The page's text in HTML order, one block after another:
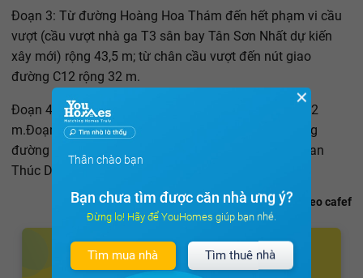
Đoạn 3: Từ đường Hoàng Hoa Thám đến hết phạm vi cầu
vượt (cầu vượt nhà ga T3 sân bay Tân Sơn Nhất dự kiến
xây mới) rộng 43,5 m; từ chân cầu vượt đến nút giao
đường C12 rộng 32 m.
Đoạn 4: Từ đường C12 đến đường Cộng Hòa, rộng 32
m.Đoạn 5 (quy hoạch mới so với năm 2016): Mở rộng
đường 18E đoạn từ đường Cộng Hòa đến đường Phan
Thúc Duyện, rộng 22 m.
Theo cafef
✕
Thân chào bạn
Bạn chưa tìm được căn nhà ưng ý?
Đừng lo! Hãy để YouHomes giúp bạn nhé.
Tìm mua nhà Tìm thuê nhà